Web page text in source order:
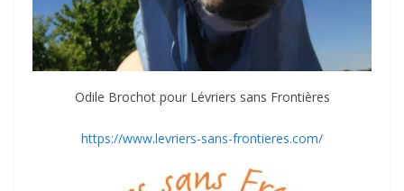
Odile Brochot pour Lévriers sans Frontières
https://www.levriers-sans-frontieres.com/